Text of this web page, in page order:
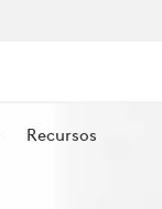
Recursos